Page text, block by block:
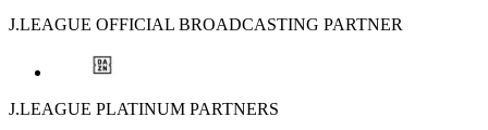
J.LEAGUE OFFICIAL BROADCASTING PARTNER
J.LEAGUE PLATINUM PARTNERS